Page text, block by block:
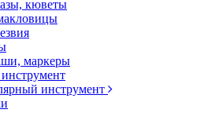
кюветы
маркеры
инструмент